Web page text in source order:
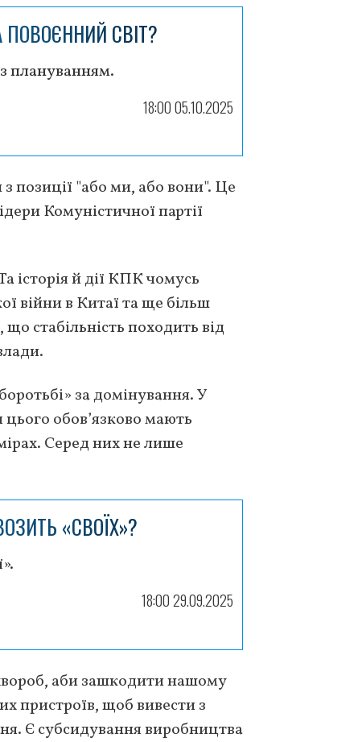
ПОВОЄННИЙ СВІТ?
плануванням.
18:00 05.10.2025
позиції "або ми, або вони". Це
Комуністичної партії
історія й дії КПК чомусь
війни в Китаї та ще більш
стабільність походить від
за домінування. У
обов’язково мають
Серед них не лише
«СВОЇХ»?
18:00 29.09.2025
аби зашкодити нашому
пристроїв, щоб вивести з
Є субсидування виробництва